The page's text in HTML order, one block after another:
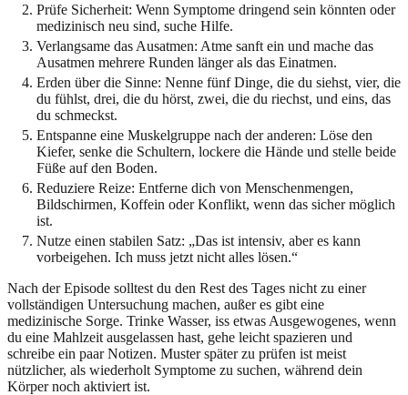
Prüfe Sicherheit: Wenn Symptome dringend sein könnten oder
medizinisch neu sind, suche Hilfe.
Verlangsame das Ausatmen: Atme sanft ein und mache das
Ausatmen mehrere Runden länger als das Einatmen.
Erden über die Sinne: Nenne fünf Dinge, die du siehst, vier, die
du fühlst, drei, die du hörst, zwei, die du riechst, und eins, das
du schmeckst.
Entspanne eine Muskelgruppe nach der anderen: Löse den
Kiefer, senke die Schultern, lockere die Hände und stelle beide
Füße auf den Boden.
Reduziere Reize: Entferne dich von Menschenmengen,
Bildschirmen, Koffein oder Konflikt, wenn das sicher möglich
ist.
Nutze einen stabilen Satz: „Das ist intensiv, aber es kann
vorbeigehen. Ich muss jetzt nicht alles lösen.“
Nach der Episode solltest du den Rest des Tages nicht zu einer
vollständigen Untersuchung machen, außer es gibt eine
medizinische Sorge. Trinke Wasser, iss etwas Ausgewogenes, wenn
du eine Mahlzeit ausgelassen hast, gehe leicht spazieren und
schreibe ein paar Notizen. Muster später zu prüfen ist meist
nützlicher, als wiederholt Symptome zu suchen, während dein
Körper noch aktiviert ist.